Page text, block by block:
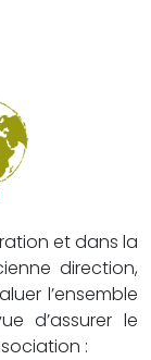
et dans la
direction,
l’ensemble
d’assurer le
: